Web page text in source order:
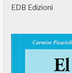
NATUROPATIA IN
EDB Edizioni